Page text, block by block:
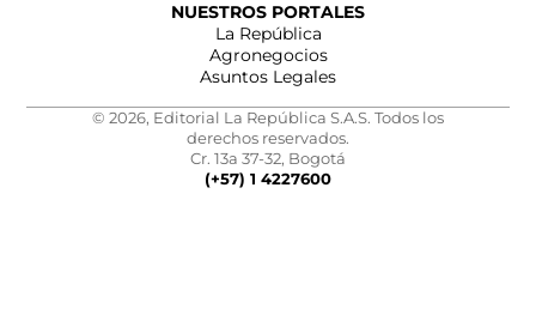
NUESTROS PORTALES
La República
Agronegocios
Asuntos Legales
© 2026, Editorial La República S.A.S. Todos los
derechos reservados.
Cr. 13a 37-32, Bogotá
(+57) 1 4227600